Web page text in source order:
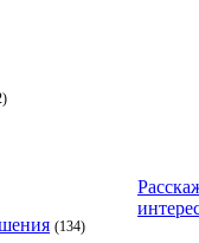
(134)